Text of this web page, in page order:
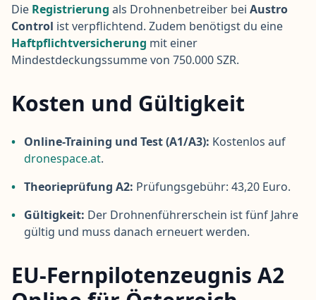
Die Registrierung als Drohnenbetreiber bei Austro
Control ist verpflichtend. Zudem benötigst du eine
Haftpflichtversicherung mit einer
Mindestdeckungssumme von 750.000 SZR.
Kosten und Gültigkeit
• Online-Training und Test (A1/A3): Kostenlos auf
dronespace.at.
• Theorieprüfung A2: Prüfungsgebühr: 43,20 Euro.
• Gültigkeit: Der Drohnenführerschein ist fünf Jahre
gültig und muss danach erneuert werden.
EU-Fernpilotenzeugnis A2